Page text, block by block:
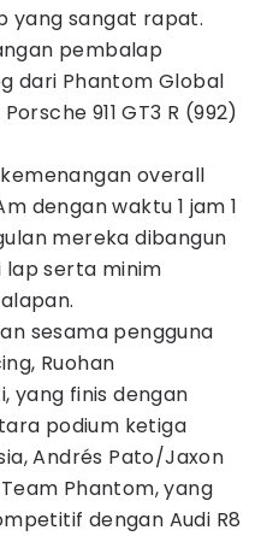
yang sangat rapat.
pembalap
dari Phantom Global
911 GT3 R (992)
overall
dengan waktu 1 jam 1
mereka dibangun
lap serta minim
sesama pengguna
Ruohan
yang finis dengan
podium ketiga
Andrés Pato/Jaxon
Phantom, yang
dengan Audi R8